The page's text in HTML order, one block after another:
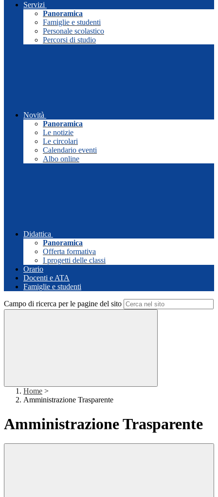
Servizi
Panoramica
Famiglie e studenti
Personale scolastico
Percorsi di studio
Novità
Panoramica
Le notizie
Le circolari
Calendario eventi
Albo online
Didattica
Panoramica
Offerta formativa
I progetti delle classi
Orario
Docenti e ATA
Famiglie e studenti
Campo di ricerca per le pagine del sito
Home >
Amministrazione Trasparente
Amministrazione Trasparente